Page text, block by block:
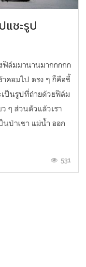
แชะรูป
ฟิล์มมานานมากกกกก
าคอมไป ตรง ๆ ก็คือขี้
ป็นรูปที่ถ่ายด้วยฟิล์ม
ๆ ส่วนตัวแล้วเรา
นป่าเขา แม่น้ำ ออก
531